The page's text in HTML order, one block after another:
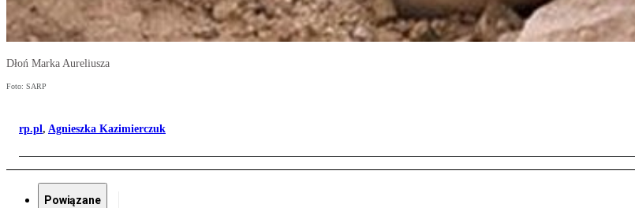
Dłoń Marka Aureliusza
Foto: SARP
rp.pl, Agnieszka Kazimierczuk
Powiązane